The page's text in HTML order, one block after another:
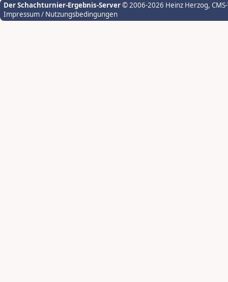
Der Schachturnier-Ergebnis-Server© 2006-2026 Heinz Herzog,
Impressum / Nutzungsbedingungen